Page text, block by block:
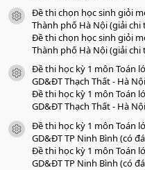
icon tài liệu
Đề thi chọn học sinh giỏi
Thành phố Hà Nội (giải chi
Đề thi chọn học sinh giỏi
Thành phố Hà Nội (giải chi
icon tài liệu
Đề thi học kỳ 1 môn Toán
GD&ĐT Thạch Thất - Hà
Đề thi học kỳ 1 môn Toán
GD&ĐT Thạch Thất - Hà
icon tài liệu
Đề thi học kỳ 1 môn Toán
GD&ĐT TP Ninh Bình (có
Đề thi học kỳ 1 môn Toán
GD&ĐT TP Ninh Bình (có